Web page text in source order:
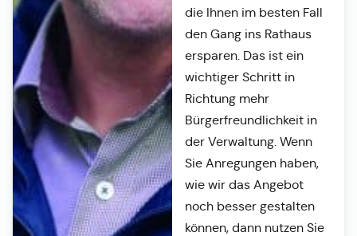
die Ihnen im besten Fall
den Gang ins Rathaus
ersparen. Das ist ein
wichtiger Schritt in
Richtung mehr
Bürgerfreundlichkeit in
der Verwaltung. Wenn
Sie Anregungen haben,
wie wir das Angebot
noch besser gestalten
können, dann nutzen Sie